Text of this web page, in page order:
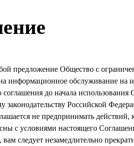
предложение Общество с
информационное обслуживание на
до начала использования
законодательству Российской
не предпринимать действий,
с условиями настоящего
следует незамедлительно